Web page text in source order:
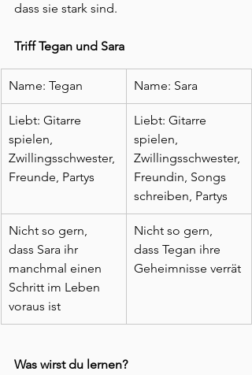
dass sie stark sind.
Triff Tegan und Sara
Name: Tegan Name: Sara
Liebt: Gitarre
spielen,
Zwillingsschwester,
Freunde, Partys
Liebt: Gitarre
spielen,
Zwillingsschwester,
Freundin, Songs
schreiben, Partys
Nicht so gern,
dass Sara ihr
manchmal einen
Schritt im Leben
voraus ist
Nicht so gern,
dass Tegan ihre
Geheimnisse verrät
Was wirst du lernen?